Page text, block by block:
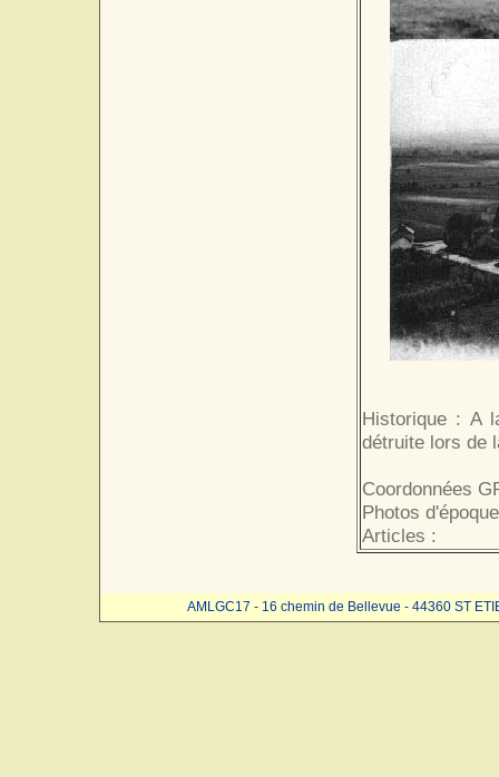
Historique : A
détruite lors de
Coordonnées
Photos
Articles :
AMLGC17 - 16 chemin de Bellevue - 44360 ST